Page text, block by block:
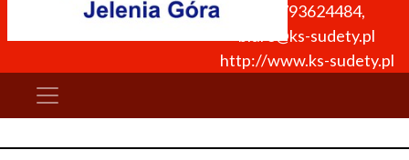
+48 793624484,
biuro@ks-sudety.pl
http://www.ks-sudety.pl